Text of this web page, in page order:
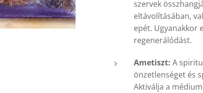
szervek
eltávolításában,
epét. Ugyanakkor
regenerálódást.
Ametiszt: A
önzetlenséget és
Aktiválja a